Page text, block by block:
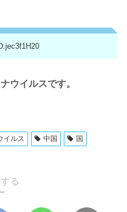
ウイルスです。
イルス 中国
国
る